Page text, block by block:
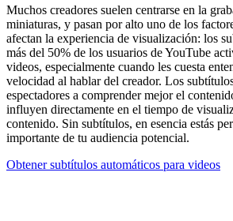
Muchos creadores suelen centrarse en la
miniaturas, y pasan por alto uno de los
afectan la experiencia de visualización: los
más del 50% de los usuarios de YouTube
videos, especialmente cuando les cuesta
velocidad al hablar del creador. Los
espectadores a comprender mejor el
influyen directamente en el tiempo de
contenido. Sin subtítulos, en esencia estás
importante de tu audiencia potencial.
Obtener subtítulos automáticos para videos